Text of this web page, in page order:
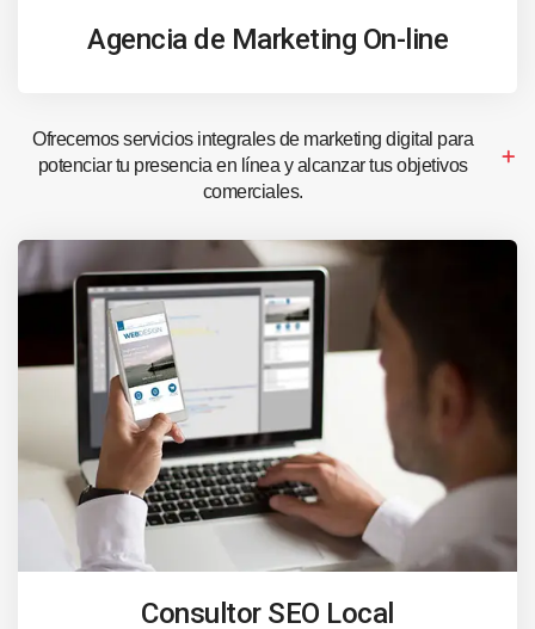
Agencia de Marketing On-line
Ofrecemos servicios integrales de marketing digital para
potenciar tu presencia en línea y alcanzar tus objetivos
comerciales.
Consultor SEO Local